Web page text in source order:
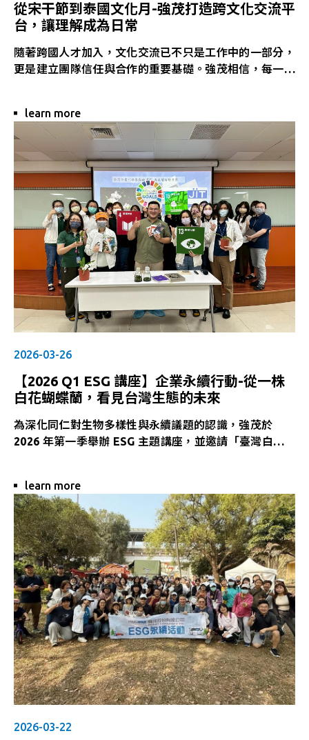
從宋干節到泰國文化月-強茂打造跨文化交流平
台，讓理解成為日常
隨著跨國人才加入，文化交流已不只是工作中的一部分，
更是建立團隊信任與合作的重要基礎。強茂相信，每一種
learn more
2026-03-26
【2026 Q1 ESG 講座】企業永續行動-從一株
白花蝴蝶蘭，看見台灣生態的未來
為深化同仁對生物多樣性與永續議題的認識，強茂於
2026 年第一季舉辦 ESG 主題講座，並邀請「臺灣白花
伸至日常。
learn more
2026-03-22